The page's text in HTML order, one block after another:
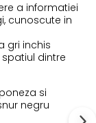
a informatiei
cunoscute in
gri inchis
dintre
si
negru